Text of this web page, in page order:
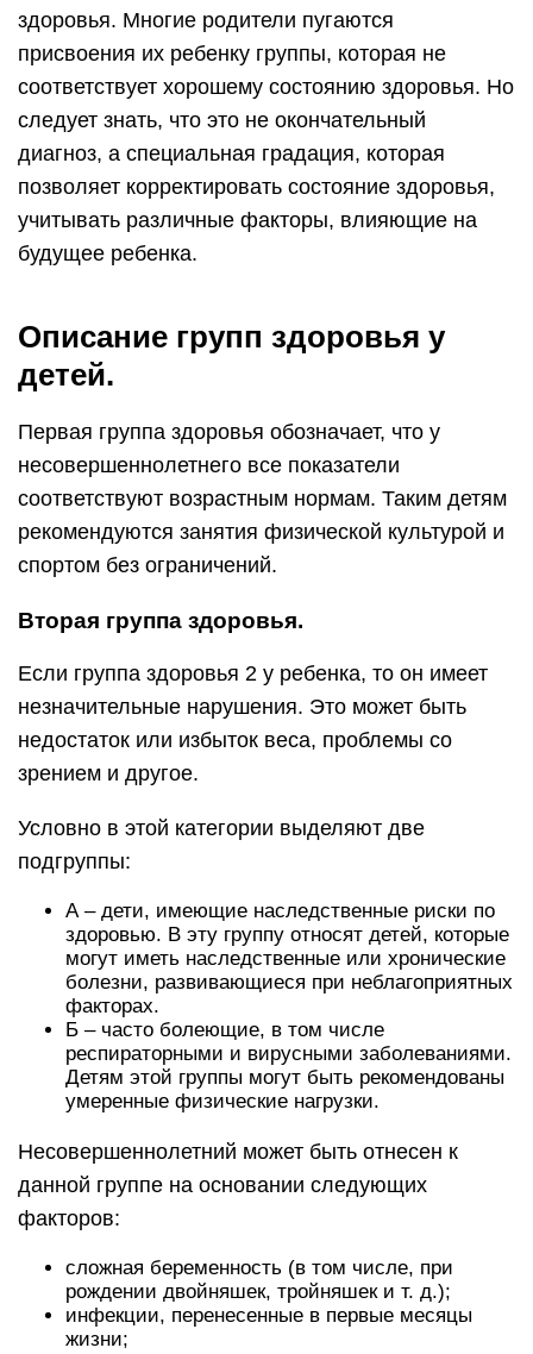
здоровья. Многие родители пугаются
присвоения их ребенку группы, которая не
соответствует хорошему состоянию здоровья. Но
следует знать, что это не окончательный
диагноз, а специальная градация, которая
позволяет корректировать состояние здоровья,
учитывать различные факторы, влияющие на
будущее ребенка.
Описание групп здоровья у
детей.
Первая группа здоровья обозначает, что у
несовершеннолетнего все показатели
соответствуют возрастным нормам. Таким детям
рекомендуются занятия физической культурой и
спортом без ограничений.
Вторая группа здоровья.
Если группа здоровья 2 у ребенка, то он имеет
незначительные нарушения. Это может быть
недостаток или избыток веса, проблемы со
зрением и другое.
Условно в этой категории выделяют две
подгруппы:
А – дети, имеющие наследственные риски по
здоровью. В эту группу относят детей, которые
могут иметь наследственные или хронические
болезни, развивающиеся при неблагоприятных
факторах.
Б – часто болеющие, в том числе
респираторными и вирусными заболеваниями.
Детям этой группы могут быть рекомендованы
умеренные физические нагрузки.
Несовершеннолетний может быть отнесен к
данной группе на основании следующих
факторов:
сложная беременность (в том числе, при
рождении двойняшек, тройняшек и т. д.);
инфекции, перенесенные в первые месяцы
жизни;